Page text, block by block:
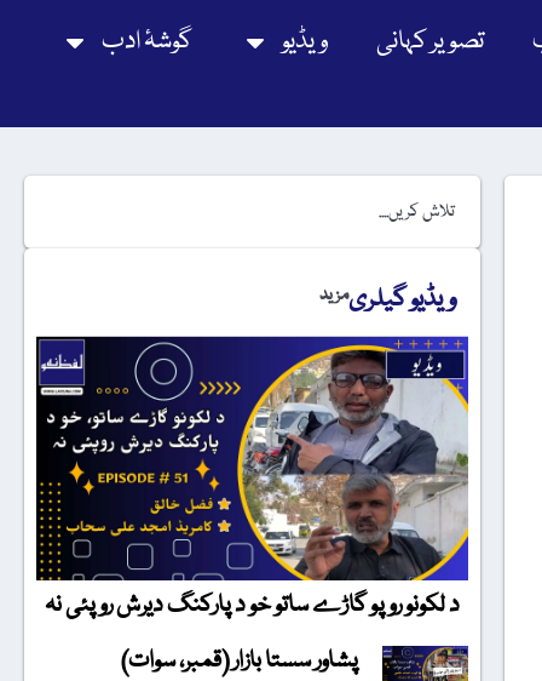
تصویر کہانی ویڈیو گوشۂ ادب
ویڈیو گیلریمزید
د لکونو روپو گاڑے ساتو خو د پارکنگ دیرش روپئی نہ
پشاور سستا بازار (قمبر، سوات)